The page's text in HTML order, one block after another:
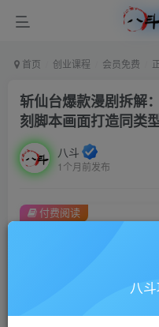
首页 创业课程 会员免费
斩仙台爆款漫剧拆解
刻脚本画面打造同类
八斗
1个月前发布
此内容为付费阅读，请付费
金币
会员免费
付费阅读
八